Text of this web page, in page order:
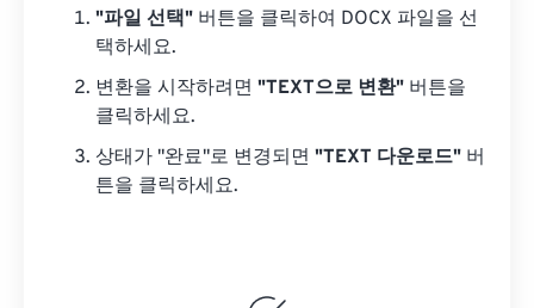
"파일 선택" 버튼을 클릭하여 DOCX 파일을 선
택하세요.
변환을 시작하려면 "TEXT으로 변환" 버튼을
클릭하세요.
상태가 "완료"로 변경되면 "TEXT 다운로드" 버
튼을 클릭하세요.